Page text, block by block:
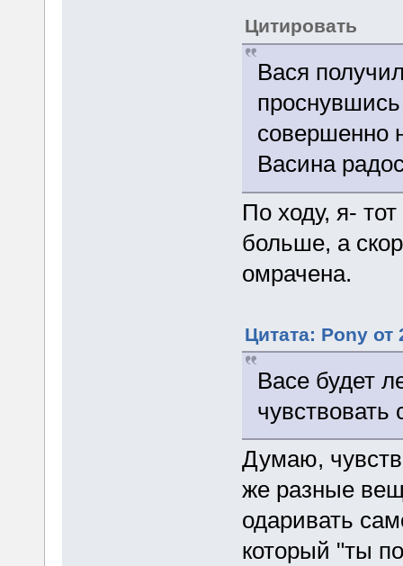
Цитировать
Вася
совершенно
Васина
По ходу, я-
больше, а
омрачена.
Цитата: Pony от
Васе будет
Думаю,
же разные
одаривать
который "ты